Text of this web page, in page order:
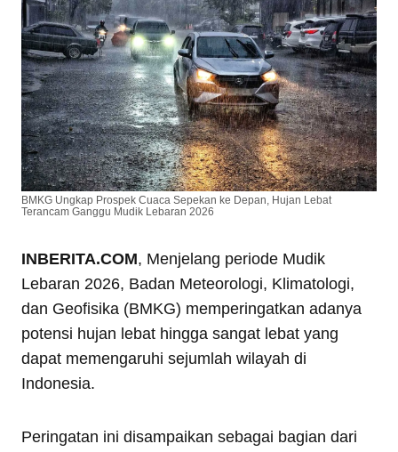
BMKG Ungkap Prospek Cuaca Sepekan ke Depan, Hujan Lebat
Terancam Ganggu Mudik Lebaran 2026
INBERITA.COM, Menjelang periode Mudik
Lebaran 2026, Badan Meteorologi, Klimatologi,
dan Geofisika (BMKG) memperingatkan adanya
potensi hujan lebat hingga sangat lebat yang
dapat memengaruhi sejumlah wilayah di
Indonesia.
Peringatan ini disampaikan sebagai bagian dari